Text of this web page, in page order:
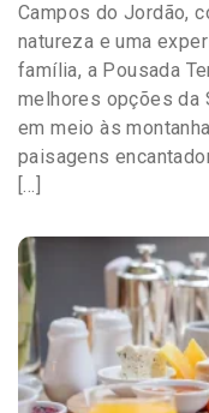
Campos do Jordão,
natureza e uma
família, a Pousada
melhores opções da
em meio às
paisagens
[…]